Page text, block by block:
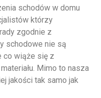
schodów w domu
którzy
zgodnie z
schodowe nie są
co wiąże się z
Mimo to nasza
jakości tak samo jak